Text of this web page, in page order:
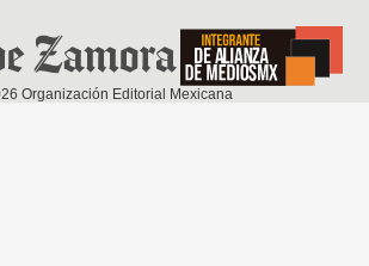
Organización Editorial Mexicana